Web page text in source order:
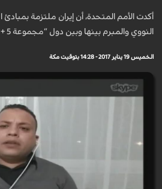
أكدت الأمم المتحدة، أن إيران ملتزمة
النووي والمبرم بينها وبين دول “مجموعة 5 + 1”.
الخميس 19 يناير 2017 - 14:28 بتوقيت مكة